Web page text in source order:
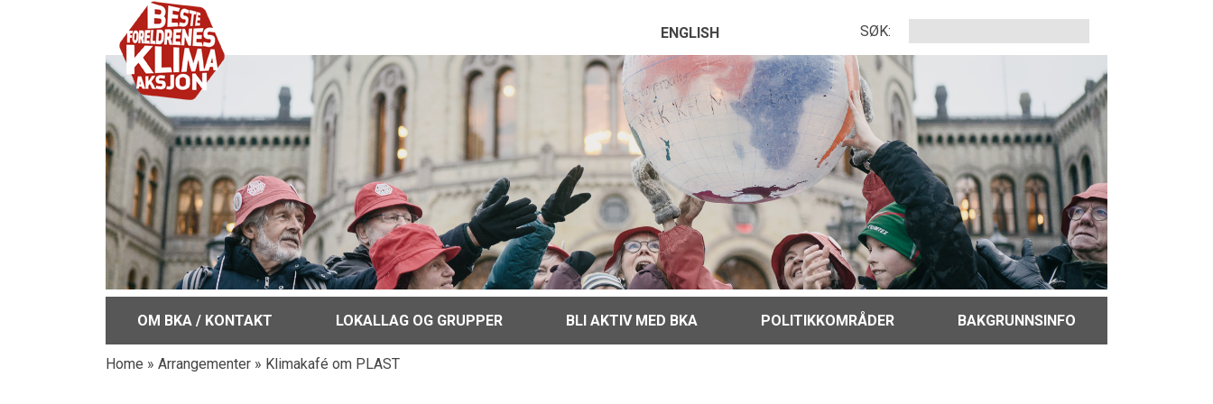
ENGLISH SØK:
OM BKA / KONTAKT LOKALLAG OG GRUPPER BLI AKTIV MED BKA POLITIKKOMRÅDER BAKGRUNNSINFO
Home » Arrangementer » Klimakafé om PLAST